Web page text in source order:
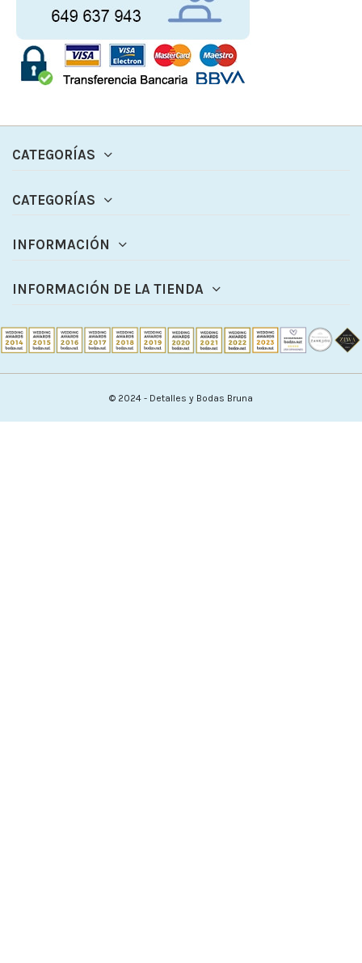
CATEGORÍAS
CATEGORÍAS
INFORMACIÓN
INFORMACIÓN DE LA TIENDA
© 2024 - Detalles y Bodas Bruna